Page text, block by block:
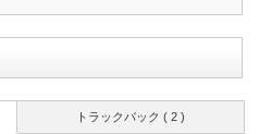
トラックバック ( 2 )